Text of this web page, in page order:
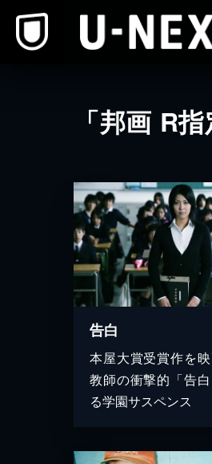
「邦画 R
告白
本屋大賞受賞作を
教師の衝撃的「告
る学園サスペンス